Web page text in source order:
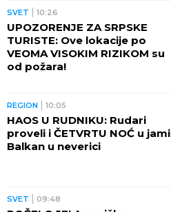
SVET
BAJDENU SE RAK PROŠIRIO
NA KOSTI! Oglasio se sin
Hanter i saopštio kako je sada
bivši predsednik SAD
NAJGORE VESTI: Porastao
broj mrtvih u PUCNJAVI U